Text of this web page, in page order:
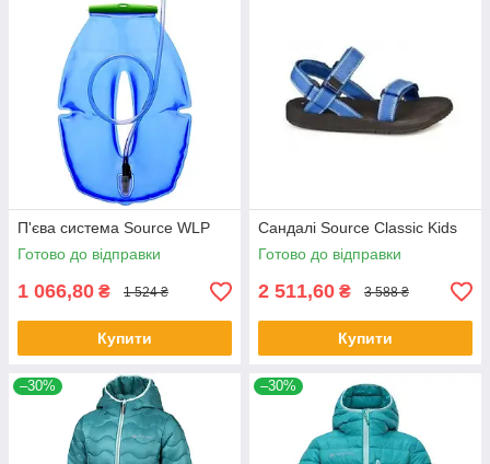
П'єва система Source WLP
Готово до відправки
1 066,80 ₴ 1 524 ₴
Купити
Сандалі Source Classic Kids
Готово до відправки
2 511,60 ₴ 3 588 ₴
Купити
–30% –30%